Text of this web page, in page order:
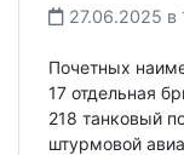
27.06.2025 в
Почетных
17 отдельная
218 танковый
штурмовой